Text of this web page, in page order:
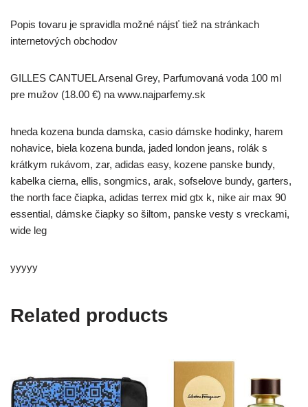
Popis tovaru je spravidla možné nájsť tiež na stránkach
internetových obchodov
GILLES CANTUEL Arsenal Grey, Parfumovaná voda 100 ml
pre mužov (18.00 €) na www.najparfemy.sk
hneda kozena bunda damska, casio dámske hodinky, harem
nohavice, biela kozena bunda, jaded london jeans, rolák s
krátkym rukávom, zar, adidas easy, kozene panske bundy,
kabelka cierna, ellis, songmics, arak, sofselove bundy, garters,
the north face čiapka, adidas terrex mid gtx k, nike air max 90
essential, dámske čiapky so šiltom, panske vesty s vreckami,
wide leg
yyyyy
Related products